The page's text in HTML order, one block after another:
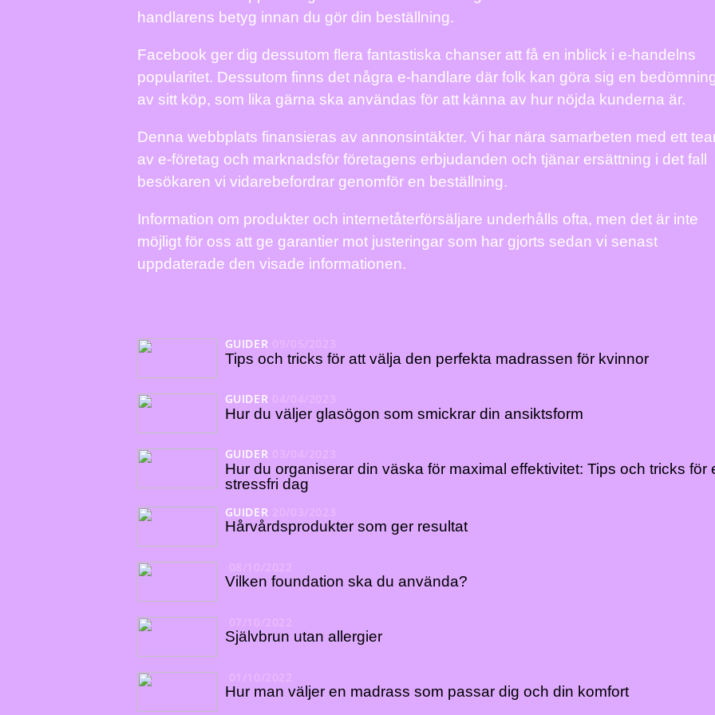
handlarens betyg innan du gör din beställning.
Facebook ger dig dessutom flera fantastiska chanser att få en inblick i e-handelns
popularitet. Dessutom finns det några e-handlare där folk kan göra sig en
av sitt köp, som lika gärna ska användas för att känna av hur nöjda kunderna är.
Denna webbplats finansieras av annonsintäkter. Vi har nära samarbeten med ett
av e-företag och marknadsför företagens erbjudanden och tjänar ersättning i det fall
besökaren vi vidarebefordrar genomför en beställning.
Information om produkter och internetåterförsäljare underhålls ofta, men det är inte
möjligt för oss att ge garantier mot justeringar som har gjorts sedan vi senast
uppdaterade den visade informationen.
GUIDER
Tips och tricks för att välja den perfekta madrassen för kvinnor
GUIDER
Hur du väljer glasögon som smickrar din ansiktsform
GUIDER
Hur du organiserar din väska för maximal effektivitet: Tips och tricks för
stressfri dag
GUIDER
Hårvårdsprodukter som ger resultat
Vilken foundation ska du använda?
Självbrun utan allergier
Hur man väljer en madrass som passar dig och din komfort